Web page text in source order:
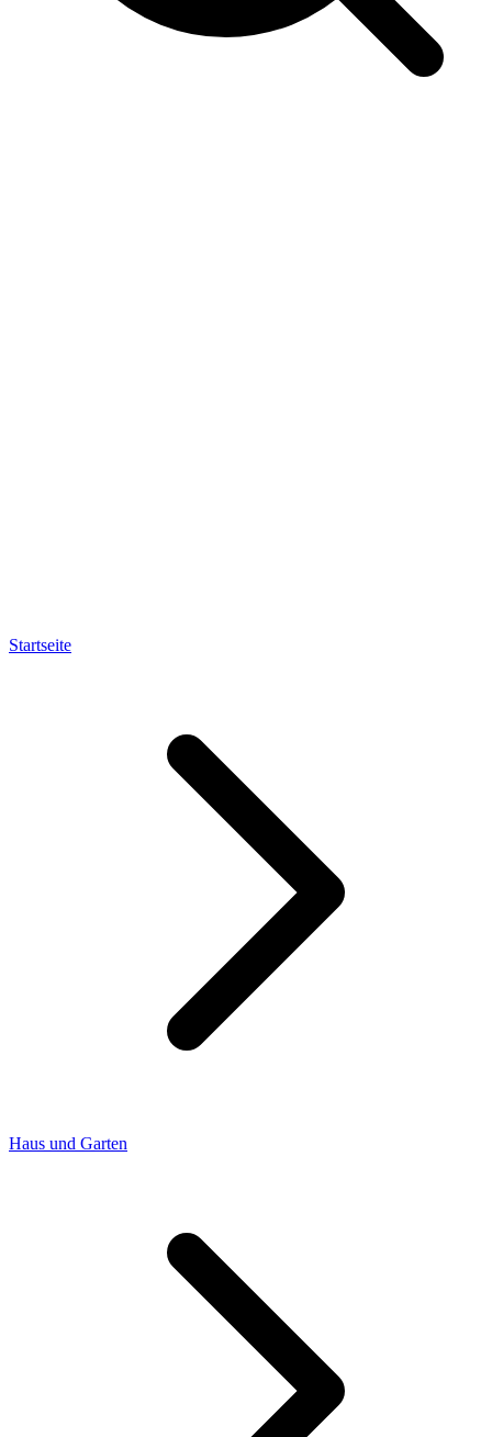
Startseite
Haus und Garten